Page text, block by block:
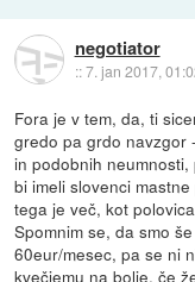
negotiator
::7. jan 2017,
Fora je v tem, da, ti
gredo pa grdo navzgor
in podobnih
bi imeli slovenci
tega je več, kot
Spomnim se, da smo
60eur/mesec, pa se ni
kvečjemu na bolje, če